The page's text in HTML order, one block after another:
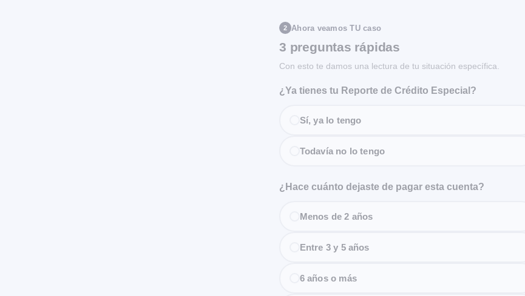
2 Ahora veamos TU caso
3 preguntas rápidas
Con esto te damos una lectura de tu situación específica.
¿Ya tienes tu Reporte de Crédito Especial?
Sí, ya lo tengo
Todavía no lo tengo
¿Hace cuánto dejaste de pagar esta cuenta?
Menos de 2 años
Entre 3 y 5 años
6 años o más